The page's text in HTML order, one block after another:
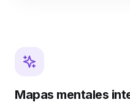
Mapas mentales